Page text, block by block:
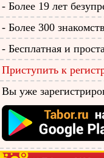
- Более 19 лет
- Более 300
- Бесплатная и
Приступить к
Вы уже